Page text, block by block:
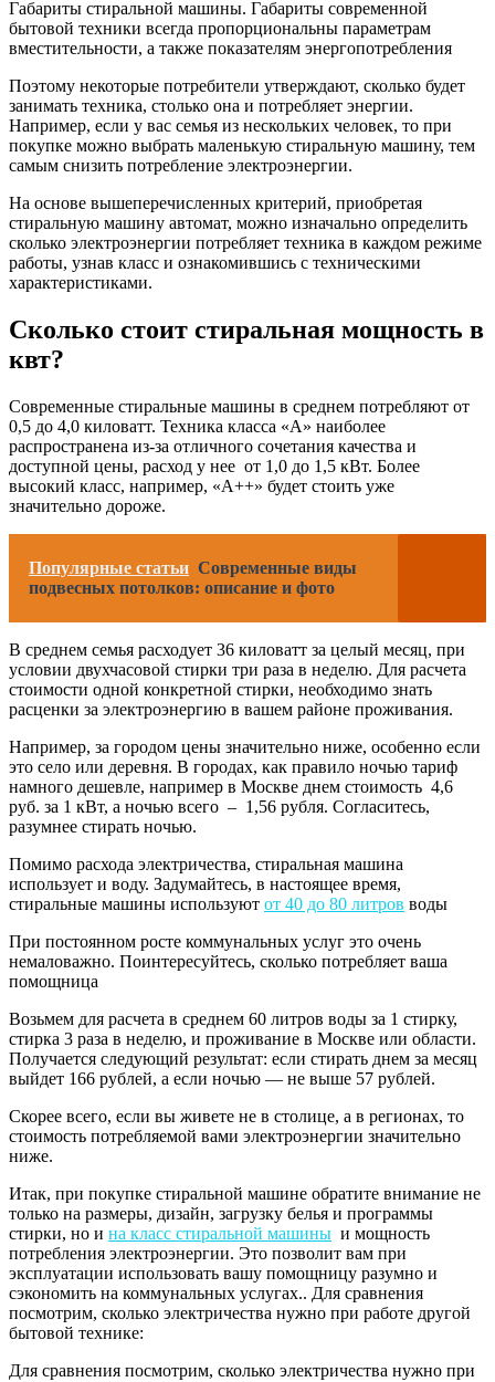
Габариты стиральной машины. Габариты современной
бытовой техники всегда пропорциональны параметрам
вместительности, а также показателям энергопотребления
Поэтому некоторые потребители утверждают, сколько будет
занимать техника, столько она и потребляет энергии.
Например, если у вас семья из нескольких человек, то при
покупке можно выбрать маленькую стиральную машину, тем
самым снизить потребление электроэнергии.
На основе вышеперечисленных критерий, приобретая
стиральную машину автомат, можно изначально определить
сколько электроэнергии потребляет техника в каждом режиме
работы, узнав класс и ознакомившись с техническими
характеристиками.
Сколько стоит стиральная мощность в
квт?
Современные стиральные машины в среднем потребляют от
0,5 до 4,0 киловатт. Техника класса «А» наиболее
распространена из-за отличного сочетания качества и
доступной цены, расход у нее от 1,0 до 1,5 кВт. Более
высокий класс, например, «А++» будет стоить уже
значительно дороже.
Популярные статьи Современные виды
подвесных потолков: описание и фото
В среднем семья расходует 36 киловатт за целый месяц, при
условии двухчасовой стирки три раза в неделю. Для расчета
стоимости одной конкретной стирки, необходимо знать
расценки за электроэнергию в вашем районе проживания.
Например, за городом цены значительно ниже, особенно если
это село или деревня. В городах, как правило ночью тариф
намного дешевле, например в Москве днем стоимость 4,6
руб. за 1 кВт, а ночью всего – 1,56 рубля. Согласитесь,
разумнее стирать ночью.
Помимо расхода электричества, стиральная машина
использует и воду. Задумайтесь, в настоящее время,
стиральные машины используют от 40 до 80 литров воды
При постоянном росте коммунальных услуг это очень
немаловажно. Поинтересуйтесь, сколько потребляет ваша
помощница
Возьмем для расчета в среднем 60 литров воды за 1 стирку,
стирка 3 раза в неделю, и проживание в Москве или области.
Получается следующий результат: если стирать днем за месяц
выйдет 166 рублей, а если ночью — не выше 57 рублей.
Скорее всего, если вы живете не в столице, а в регионах, то
стоимость потребляемой вами электроэнергии значительно
ниже.
Итак, при покупке стиральной машине обратите внимание не
только на размеры, дизайн, загрузку белья и программы
стирки, но и на класс стиральной машины и мощность
потребления электроэнергии. Это позволит вам при
эксплуатации использовать вашу помощницу разумно и
сэкономить на коммунальных услугах.. Для сравнения
посмотрим, сколько электричества нужно при работе другой
бытовой технике:
Для сравнения посмотрим, сколько электричества нужно при